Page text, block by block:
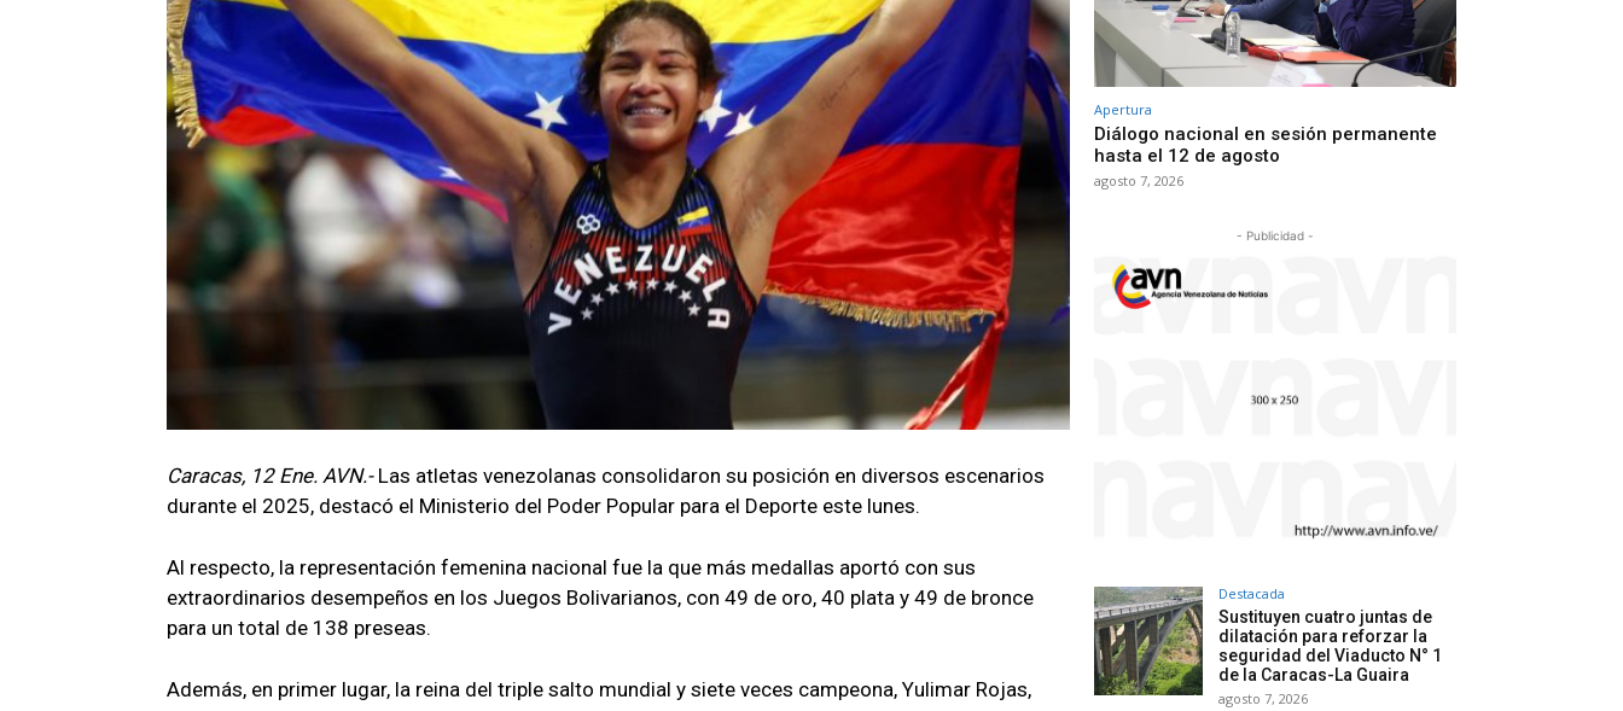
Caracas, 12 Ene. AVN.-Las atletas venezolanas consolidaron su posición en diversos escenarios
durante el 2025, destacó el Ministerio del Poder Popular para el Deporte este lunes.
Al respecto, la representación femenina nacional fue la que más medallas aportó con sus
extraordinarios desempeños en los Juegos Bolivarianos, con 49 de oro, 40 plata y 49 de bronce
para un total de 138 preseas.
Además, en primer lugar, la reina del triple salto mundial y siete veces campeona, Yulimar Rojas,
Apertura
Diálogo nacional en sesión permanente
hasta el 12 de agosto
agosto 7, 2026
- Publicidad -
Destacada
Sustituyen cuatro juntas de
dilatación para reforzar la
seguridad del Viaducto N° 1
de la Caracas-La Guaira
agosto 7, 2026